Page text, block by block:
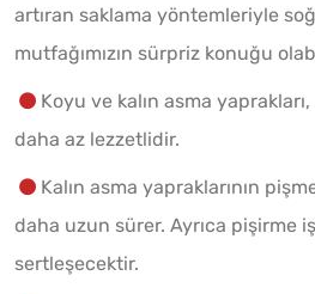
artıran saklama yöntemleriyle
mutfağımızın sürpriz konuğu
Koyu ve kalın asma
daha az lezzetlidir.
Kalın asma yapraklarının
daha uzun sürer. Ayrıca pişirme
sertleşecektir.